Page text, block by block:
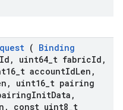
( Binding
Id , uint64 t fabricId ,
t accountIdLen ,
, uint16 t pairing
InitData ,
, const uint8 t